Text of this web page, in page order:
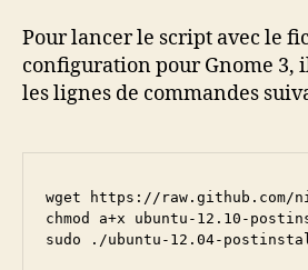
Pour lancer le script avec le
configuration pour Gnome 3,
les lignes de commandes
wget https://raw.github.com/
chmod a+x ubuntu-12.10-
sudo ./ubuntu-12.04-